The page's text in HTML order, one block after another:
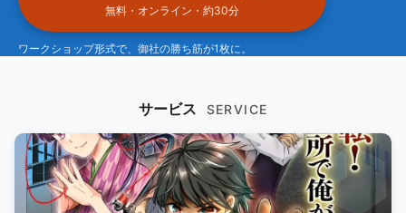
無料・オンライン・約30分
ワークショップ形式で、御社の勝ち筋が1枚に。
サービス SERVICE